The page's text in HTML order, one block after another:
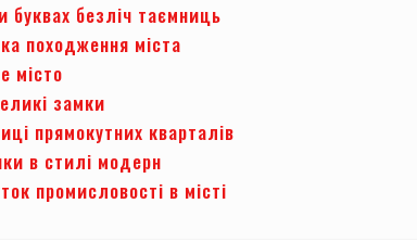
буквах безліч таємниць
походження міста
місто
замки
прямокутних кварталів
в стилі модерн
промисловості в місті